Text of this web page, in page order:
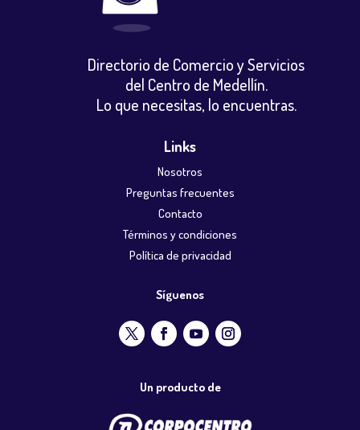
Directorio de Comercio y Servicios
del Centro de Medellín.
Lo que necesitas, lo encuentras.
Links
Nosotros
Preguntas frecuentes
Contacto
Términos y condiciones
Política de privacidad
Síguenos
Un producto de